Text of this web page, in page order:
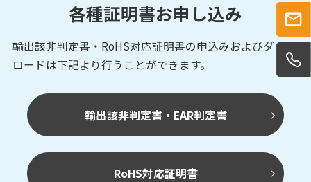
各種証明書お申し込み
輸出該非判定書・RoHS対応証明書の申込みおよびダウン
ロードは下記より行うことができます。
輸出該非判定書・EAR判定書
RoHS対応証明書